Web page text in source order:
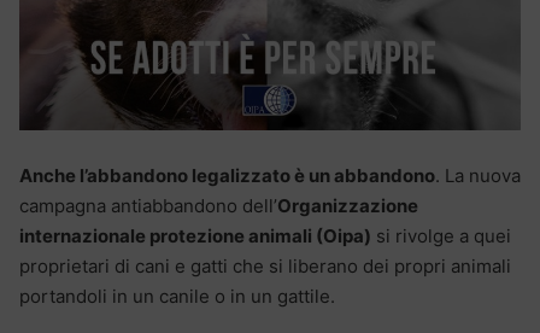
Anche l’abbandono legalizzato è un abbandono. La nuova
campagna antiabbandono dell’Organizzazione
internazionale protezione animali (Oipa) si rivolge a quei
proprietari di cani e gatti che si liberano dei propri animali
portandoli in un canile o in un gattile.